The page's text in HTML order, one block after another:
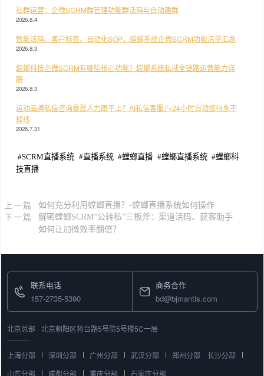
社群运营：企微SCRM群管理功能群活码与自动建群
2026.8.4
智能活码、客户标签、自动化SOP，螳螂系统企微SCRM功能清单汇总
2026.8.3
螳螂科技企微SCRM有哪些核心功能？螳螂系统私域全链路运营能力详
解
2026.8.3
运动品牌私信咨询暴涨人力跟不上？AI私信客服7×24小时自动接待永不
掉线
2026.7.31
#SCRM直播系统 #直播系统 #螳螂直播 #螳螂直播系统 #螳螂科
技直播
上一篇 如何充分利用螳螂直播？-螳螂直播系统如何操作
下一篇
解密螳螂SCRM“公转私”三板斧：渠道活码、获客助手
如何让加微效率翻倍？
联系电话
157-2735-5390
商务合作
bd@bjmantis.com
北京总部 北京朝阳区将台路5号院5号楼5C一层
上海分部 深圳分部 广州分部 武汉分部 郑州分部
长沙分部
山东分部
成都分部 重庆分部 石家庄分部